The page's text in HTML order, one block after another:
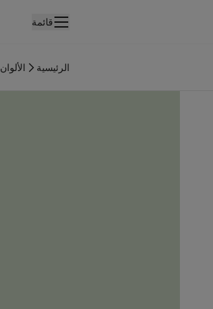
قائمة
الرئيسية الألوان